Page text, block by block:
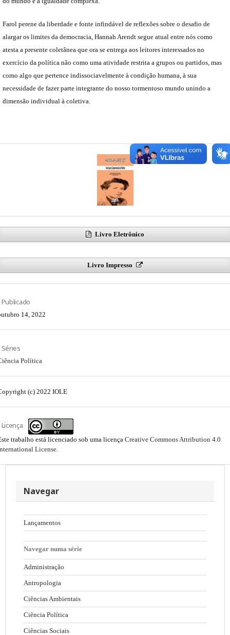
Farol perene da liberdade e fonte infindável de reflexões sobre o desafio de
alargar os limites da democracia, Hannah Arendt segue atual entre nós como
atesta a presente coletânea que ora se entrega aos leitores interessados no
exercício da política não como uma atividade restrita a grupos ou partidos, mas
como algo que pertence indissociavelmente à condição humana, à sua
necessidade de fazer parte integrante do nosso tormentoso mundo unindo a
dimensão individual à coletiva.
Livro Eletrônico
Livro Impresso
Publicado
14, 2022
Séries
Política
(c) 2022 IOLE
Licença
trabalho está licenciado sob uma licença Creative Commons Attribution 4.0
License
Navegar
Lançamentos
Navegar numa série
Administração
Antropologia
Ciências Ambientais
Ciência Política
Ciências Sociais